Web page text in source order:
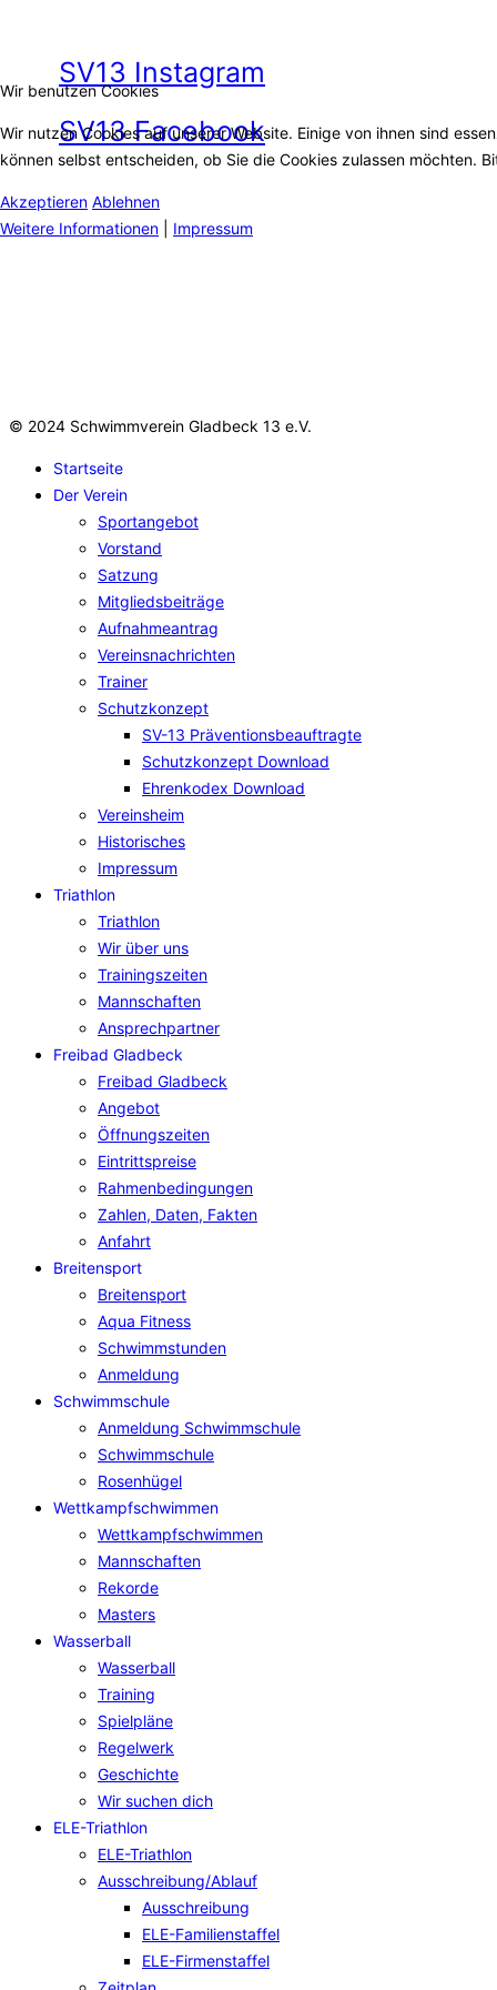
SV13 Instagram
SV13 Facebook
Öffnungszeiten
© 2024 Schwimmverein Gladbeck 13 e.V.
Startseite
Der Verein
Sportangebot
Vorstand
Satzung
Mitgliedsbeiträge
Aufnahmeantrag
Vereinsnachrichten
Trainer
Schutzkonzept
SV-13 Präventionsbeauftragte
Schutzkonzept Download
Ehrenkodex Download
Vereinsheim
Historisches
Impressum
Triathlon
Triathlon
Wir über uns
Trainingszeiten
Mannschaften
Ansprechpartner
Freibad Gladbeck
Freibad Gladbeck
Angebot
Öffnungszeiten
Eintrittspreise
Rahmenbedingungen
Zahlen, Daten, Fakten
Anfahrt
Breitensport
Breitensport
Aqua Fitness
Schwimmstunden
Anmeldung
Schwimmschule
Anmeldung Schwimmschule
Schwimmschule
Rosenhügel
Wettkampfschwimmen
Wettkampfschwimmen
Mannschaften
Rekorde
Masters
Wasserball
Wasserball
Training
Spielpläne
Regelwerk
Geschichte
Wir suchen dich
ELE-Triathlon
ELE-Triathlon
Ausschreibung/Ablauf
Ausschreibung
ELE-Familienstaffel
ELE-Firmenstaffel
Wir benutzen Cookies
Wir nutzen Cookies auf unserer Website. Einige von ihnen sind
können selbst entscheiden, ob Sie die Cookies zulassen möchten.
Akzeptieren Ablehnen
Weitere Informationen
Impressum